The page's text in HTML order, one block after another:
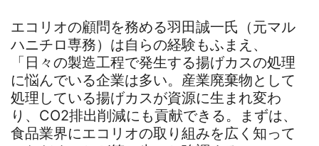
エコリオの顧問を務める羽田誠一氏（元マル
ハニチロ専務）は自らの経験もふまえ、
「日々の製造工程で発生する揚げカスの処理
に悩んでいる企業は多い。産業廃棄物として
処理している揚げカスが資源に生まれ変わ
り、CO2排出削減にも貢献できる。まずは、
食品業界にエコリオの取り組みを広く知って